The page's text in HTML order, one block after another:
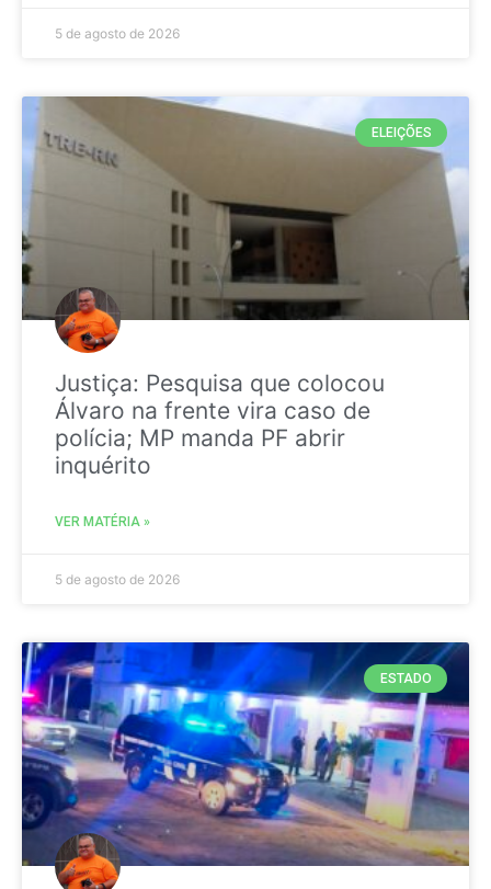
5 de agosto de 2026
ELEIÇÕES
Justiça: Pesquisa que colocou
Álvaro na frente vira caso de
polícia; MP manda PF abrir
inquérito
VER MATÉRIA »
5 de agosto de 2026
ESTADO